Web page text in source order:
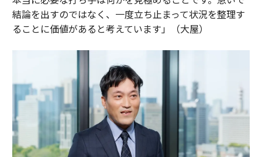
結論を出すのではなく、一度立ち止まって状況を整理す
ることに価値があると考えています」（大屋）